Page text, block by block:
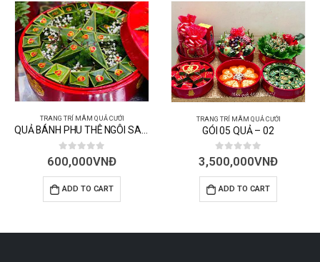
QUẢ BÁNH PHU THÊ NGÔI SAO – 105 CÁI
TRANG TRÍ MÂM QUẢ CƯỚI
GÓI 05 QUẢ – 02
0out of 5
3,500,000
ADD TO CART
TRANG TRÍ MÂM QUẢ CƯỚI
QUẢ TRẦU CAU LẺ – 60
800,000VNĐ
ADD TO CART